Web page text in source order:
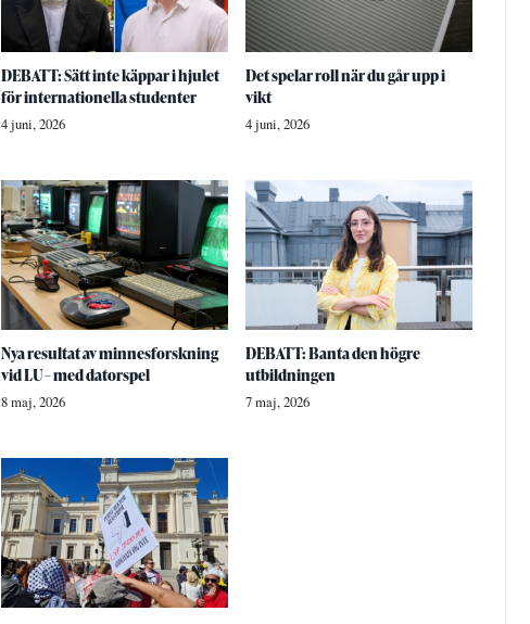
DEBATT: Sätt inte käppar i hjulet
för internationella studenter
4 juni, 2026
Det spelar roll när du går upp i
vikt
4 juni, 2026
Nya resultat av minnesforskning
vid LU – med datorspel
8 maj, 2026
DEBATT: Banta den högre
utbildningen
7 maj, 2026